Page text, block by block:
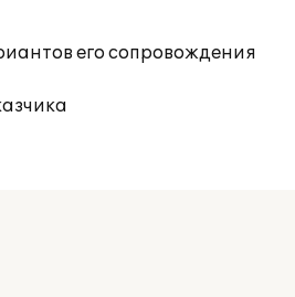
его сопровождения